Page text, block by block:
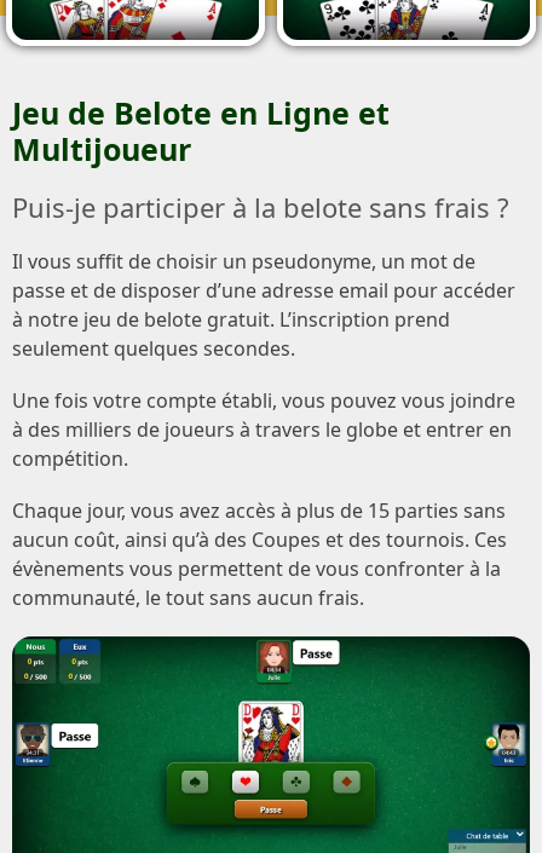
Jeu de Belote en Ligne et
Multijoueur
Puis-je participer à la belote sans frais ?
Il vous suffit de choisir un pseudonyme, un mot de
passe et de disposer d’une adresse email pour accéder
à notre jeu de belote gratuit. L’inscription prend
seulement quelques secondes.
Une fois votre compte établi, vous pouvez vous joindre
à des milliers de joueurs à travers le globe et entrer en
compétition.
Chaque jour, vous avez accès à plus de 15 parties sans
aucun coût, ainsi qu’à des Coupes et des tournois. Ces
évènements vous permettent de vous confronter à la
communauté, le tout sans aucun frais.